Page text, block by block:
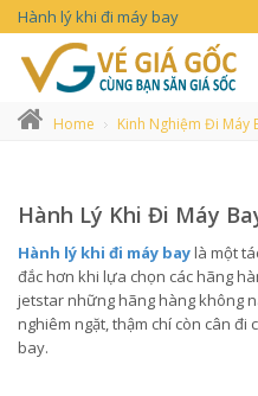
Hành lý khi đi máy bay
Home Kinh Nghiệm Đi Máy
Hành Lý Khi Đi Máy
Hành lý khi đi máy baylà một
đắc hơn khi lựa chọn các hãng
jetstar những hãng hàng không
nghiêm ngặt, thậm chí còn cân đi
bay.